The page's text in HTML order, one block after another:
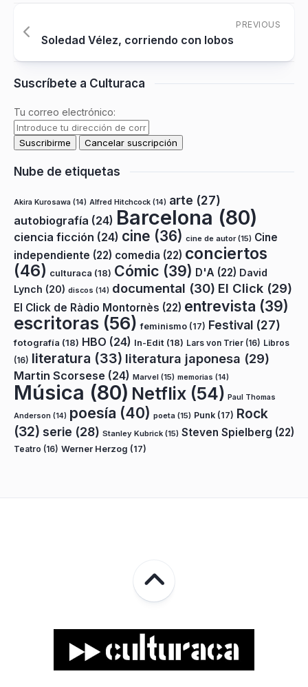
PREVIOUS
Soledad Vélez, corriendo con lobos
Suscríbete a Culturaca
Tu correo electrónico:
Nube de etiquetas
Akira Kurosawa (14) Alfred Hitchcock (14) arte (27)
autobiografía (24) Barcelona (80)
ciencia ficción (24) cine (36) cine de autor(15) Cine
independiente (22) comedia (22) conciertos
(46) culturaca (18) Cómic (39) D'A (22) David
Lynch (20) discos (14) documental (30) El Click (29)
El Click de Ràdio Montornès (22) entrevista (39)
escritoras (56) feminismo (17) Festival (27)
fotografía (18) HBO (24) In-Edit (18) Lars von Trier (16) Libros
(16) literatura (33) literatura japonesa (29)
Martin Scorsese (24) Marvel (15) memorias (14)
Música (80) Netflix (54) Paul Thomas
Anderson (14) poesía (40) poeta (15) Punk (17) Rock
(32) serie (28) Stanley Kubrick (15) Steven Spielberg (22)
Teatro (16) Werner Herzog (17)